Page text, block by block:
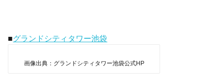
■グランドシティタワー池袋
画像出典：グランドシティタワー池袋公式HP